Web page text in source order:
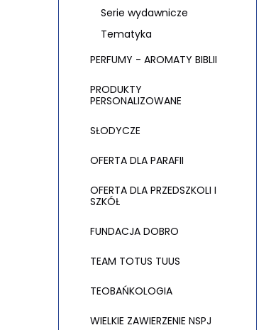
Serie wydawnicze
Tematyka
PERFUMY - AROMATY BIBLII
PRODUKTY
PERSONALIZOWANE
SŁODYCZE
OFERTA DLA PARAFII
OFERTA DLA PRZEDSZKOLI I
SZKÓŁ
FUNDACJA DOBRO
TEAM TOTUS TUUS
TEOBAŃKOLOGIA
WIELKIE ZAWIERZENIE NSPJ